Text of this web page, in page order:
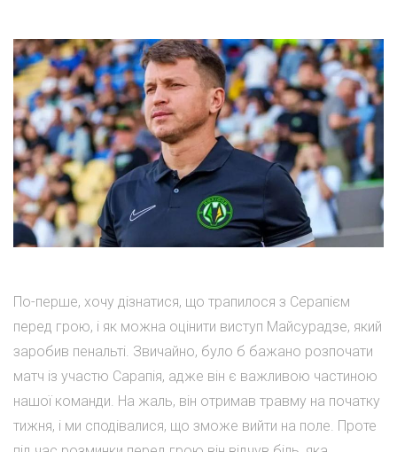
По-перше, хочу дізнатися, що трапилося з Серапієм
перед грою, і як можна оцінити виступ Майсурадзе, який
заробив пенальті. Звичайно, було б бажано розпочати
матч із участю Сарапія, адже він є важливою частиною
нашої команди. На жаль, він отримав травму на початку
тижня, і ми сподівалися, що зможе вийти на поле. Проте